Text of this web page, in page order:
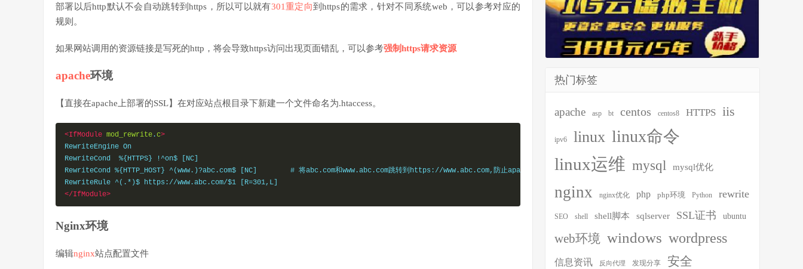
部署以后http默认不会自动跳转到https，所以可以就有301重定向到https的需求，针对不同系统web，可以参考对应的
规则。
如果网站调用的资源链接是写死的http，将会导致https访问出现页面错乱，可以参考强制https请求资源
apache环境
【直接在apache上部署的SSL】在对应站点根目录下新建一个文件命名为.htaccess。
<IfModule mod_rewrite .c>
RewriteEngine On
RewriteCond  %{ HTTPS } !^on$ [NC]
RewriteCond %{HTTP_HOST} ^(www.)?abc.com$ [NC]        # 将abc.com和www.abc.com跳转到https://www.abc.com,防止apache子站继承上级目录.htaccess受影响
</IfModule>
Nginx环境
编辑nginx站点配置文件
热门标签
apache asp bt centos centos8 HTTPS iis
ipv6 linux linux命令
linux运维 mysql mysql优化
nginx nginx优化 php php环境 Python rewrite
SEO shell shell脚本 sqlserver SSL证书 ubuntu
web环境 windows wordpress
信息资讯 反向代理 发现分享 安全